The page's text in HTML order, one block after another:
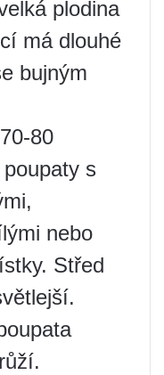
plodina
má dlouhé
bujným
80
s
nebo
Střed